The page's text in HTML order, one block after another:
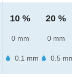
10 %
0 mm
0.1 mm
20 %
0 mm
0.5 mm